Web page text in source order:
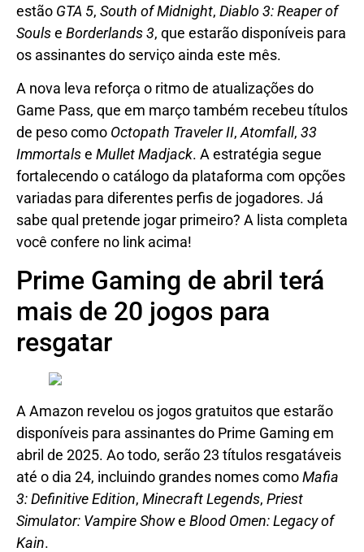
estão GTA 5, South of Midnight, Diablo 3: Reaper of
Soulse Borderlands 3, que estarão disponíveis para
os assinantes do serviço ainda este mês.
A nova leva reforça o ritmo de atualizações do
Game Pass, que em março também recebeu títulos
de peso como Octopath Traveler II,Atomfall, 33
Immortalse Mullet Madjack. A estratégia segue
fortalecendo o catálogo da plataforma com opções
variadas para diferentes perfis de jogadores. Já
sabe qual pretende jogar primeiro? A lista completa
você confere no link acima!
Prime Gaming de abril terá
mais de 20 jogos para
resgatar
A Amazon revelou os jogos gratuitos que estarão
disponíveis para assinantes do Prime Gaming em
abril de 2025. Ao todo, serão 23 títulos resgatáveis
até o dia 24, incluindo grandes nomes comoMafia
3: Definitive Edition, Minecraft Legends, Priest
Simulator: Vampire Showe Blood Omen: Legacy of
Kain.